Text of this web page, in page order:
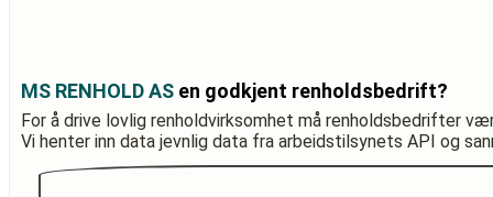
MS RENHOLD AS en godkjent renholdsbedrift?
For å drive lovlig renholdvirksomhet må renholdsbedrifter
Vi henter inn data jevnlig data fra arbeidstilsynets API og